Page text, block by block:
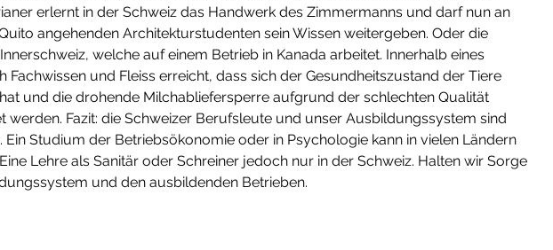
erlernt in der Schweiz das Handwerk des Zimmermanns und darf nun an
angehenden Architekturstudenten sein Wissen weitergeben. Oder die
welche auf einem Betrieb in Kanada arbeitet. Innerhalb eines
Fachwissen und Fleiss erreicht, dass sich der Gesundheitszustand der Tiere
und die drohende Milchabliefersperre aufgrund der schlechten Qualität
werden. Fazit: die Schweizer Berufsleute und unser Ausbildungssystem sind
Ein Studium der Betriebsökonomie oder in Psychologie kann in vielen Ländern
Lehre als Sanitär oder Schreiner jedoch nur in der Schweiz. Halten wir Sorge
und den ausbildenden Betrieben.